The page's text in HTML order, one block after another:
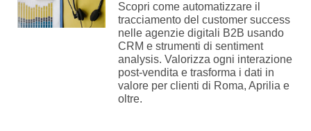
Scopri come automatizzare il
tracciamento del customer success
nelle agenzie digitali B2B usando
CRM e strumenti di sentiment
analysis. Valorizza ogni interazione
post-vendita e trasforma i dati in
valore per clienti di Roma, Aprilia e
oltre.